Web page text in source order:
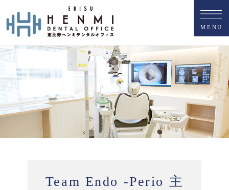
M E NU
Team Endo -Perio 主